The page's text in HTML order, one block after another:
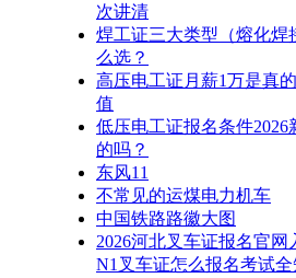
次讲清
焊工证三大类型（熔化焊
么选？
高压电工证月薪1万是真
值
低压电工证报名条件
的吗？
东风11
不常见的运煤电力机车
中国铁路路徽大图
2026河北叉车证报名官网
N1叉车证怎么报名考试全